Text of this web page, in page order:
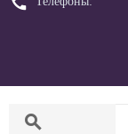
search